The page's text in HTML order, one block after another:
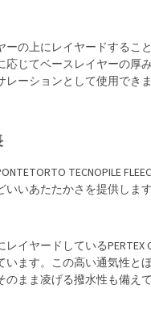
ーの上にレイヤードするこ
応じてベースレイヤーの厚
レーションとして使用できま
TECNOPILE
いいあたたかさを提供します
イヤードしている
います。この高い通気性と
のまま凌げる撥水性も備えて